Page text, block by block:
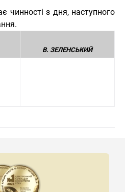
чинності з дня, наступного
В. ЗЕЛЕНСЬКИЙ